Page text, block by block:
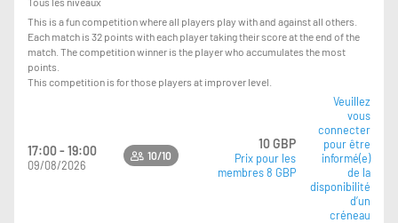
This is a fun competition where all players play with and against all others.
Each match is 32 points with each player taking their score at the end of the
match. The competition winner is the player who accumulates the most
points.
This competition is for those players at improver level.
17:00 - 19:00
09/08/2026
10/10
10 GBP
Prix pour les
membres 8 GBP
Veuillez
vous
connecter
pour être
informé(e)
de la
disponibilité
d’un
créneau